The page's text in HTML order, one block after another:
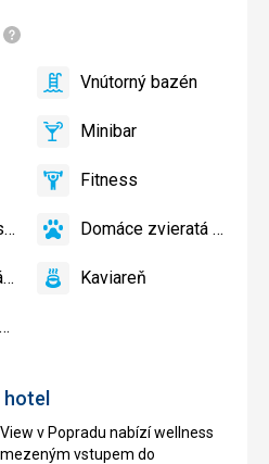
hotel
v Popradu nabízí wellness
vstupem do
Informácie
Vnútorný
Vnútorný bazén
áno
Minibar,Minibar
áno
FitnessFitness
áno
Domáce
povolené
Domáce zvieratá
áno
KaviareňKaviareň
áno